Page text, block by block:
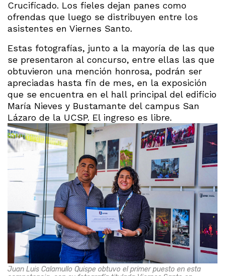
Crucificado. Los fieles dejan panes como
ofrendas que luego se distribuyen entre los
asistentes en Viernes Santo.
Estas fotografías, junto a la mayoría de las que
se presentaron al concurso, entre ellas las que
obtuvieron una mención honrosa, podrán ser
apreciadas hasta fin de mes, en la exposición
que se encuentra en el hall principal del edificio
María Nieves y Bustamante del campus San
Lázaro de la UCSP. El ingreso es libre.
Juan Luis Calamullo Quispe obtuvo el primer puesto en esta